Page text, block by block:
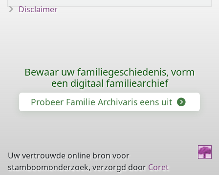
Disclaimer
Bewaar uw familiegeschiedenis, vorm
een digitaal familiearchief
Probeer Familie Archivaris eens uit
Uw vertrouwde online bron voor
stamboomonderzoek, verzorgd door Coret